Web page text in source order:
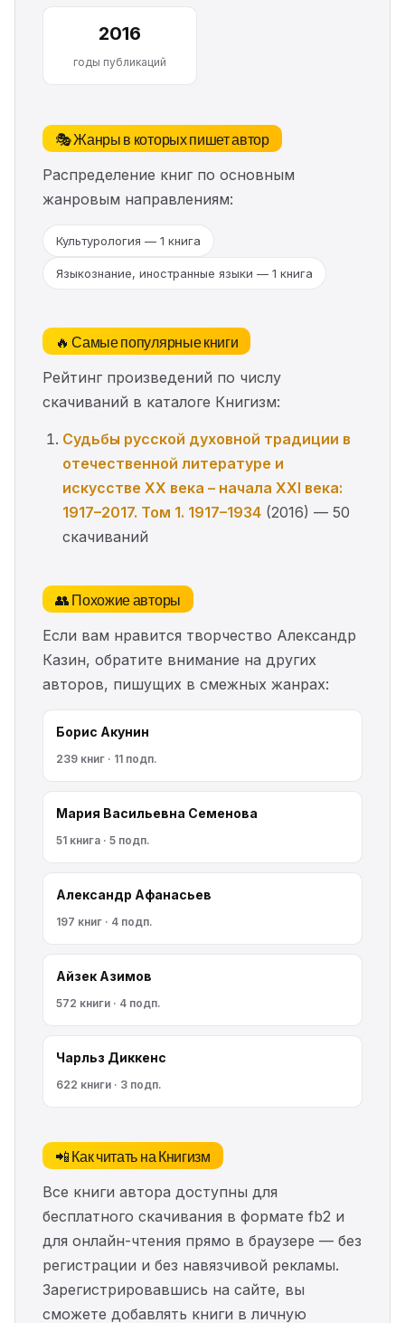
2016
годы публикаций
🎭 Жанры в которых пишет автор
Распределение книг по основным
жанровым направлениям:
Культурология — 1 книга
Языкознание, иностранные языки — 1 книга
🔥 Самые популярные книги
Рейтинг произведений по числу
скачиваний в каталоге Книгизм:
Судьбы русской духовной традиции в
отечественной литературе и
искусстве ХХ века – начала ХХI века:
1917–2017. Том 1. 1917–1934 (2016) — 50
скачиваний
👥 Похожие авторы
Если вам нравится творчество Александр
Казин, обратите внимание на других
авторов, пишущих в смежных жанрах:
Борис Акунин
239 книг · 11 подп.
Мария Васильевна Семенова
51 книга · 5 подп.
Александр Афанасьев
197 книг · 4 подп.
Айзек Азимов
572 книги · 4 подп.
Чарльз Диккенс
622 книги · 3 подп.
📲 Как читать на Книгизм
Все книги автора доступны для
бесплатного скачивания в формате fb2 и
для онлайн-чтения прямо в браузере — без
регистрации и без навязчивой рекламы.
Зарегистрировавшись на сайте, вы
сможете добавлять книги в личную